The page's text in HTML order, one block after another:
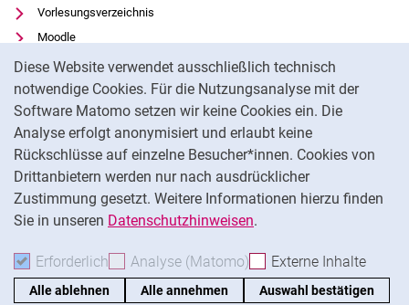
Diese Website verwendet ausschließlich technisch
notwendige Cookies. Für die Nutzungsanalyse mit der
Software Matomo setzen wir keine Cookies ein. Die
Analyse erfolgt anonymisiert und erlaubt keine
Rückschlüsse auf einzelne Besucher*innen. Cookies von
Drittanbietern werden nur nach ausdrücklicher
Zustimmung gesetzt. Weitere Informationen hierzu finden
Sie in unseren Datenschutzhinweisen.
Erforderlich Erforderliche Cookies akzeptieren
Analyse (Matomo) Analyse-Cookies
Externe Inhalte
Alle ablehnen Alle annehmen Auswahl bestätigen
Vorlesungsverzeichnis
Moodle
Panopto
Universitätsbibliothek
Datenschutz
Barrierefreiheit
Transparenter KI-Einsatz